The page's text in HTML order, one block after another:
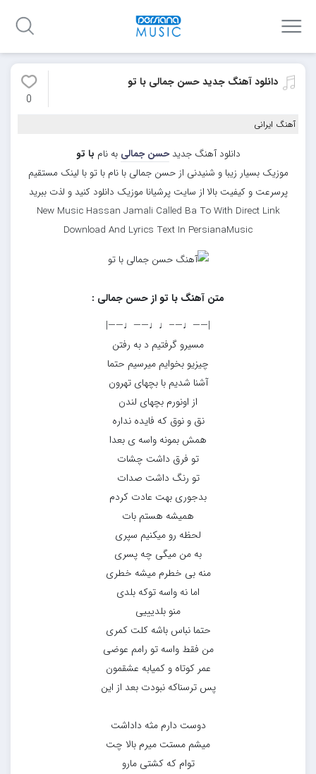
دانلود آهنگ جدید حسن جمالی با تو
0
آهنگ ایرانی
دانلود آهنگ جدیدحسن جمالی به نام با تو
موزیک بسیار زیبا و شنیدنی از حسن جمالی با نام با تو با لینک مستقیم
پرسرعت و کیفیت بالا از سایت پرشیانا موزیک دانلود کنید و لذت ببرید
New Music Hassan Jamali Called Ba To With Direct Link
Download And Lyrics Text In PersianaMusic
متن آهنگ با تو از حسن جمالی :
|——♩—–♩♩——♩——|
مسیرو گرفتیم د به رفتن
چیزیو بخوایم میرسیم حتما
آشنا شدیم با بچهای تهرون
از اونورم بچهای لندن
نق و نوق که فایده نداره
همش بمونه واسه ی بعدا
تو فرق داشت چشات
تو رنگ داشت صدات
بدجوری بهت عادت کردم
همیشه هستم بات
لحظه رو میکنیم سپری
به من میگی چه پسری
منه بی خطرم میشه خطری
اما نه واسه توکه بلدی
منو بلدیییی
حتما نباس باشه کلت کمری
من فقط واسه تو رامم عوضی
عمر کوتاه و کمیابه عشقمون
پس ترسناکه نبودت بعد از این
دوست دارم مثه داداشت
میشم مستت میرم بالا چت
توام که کشتی مارو